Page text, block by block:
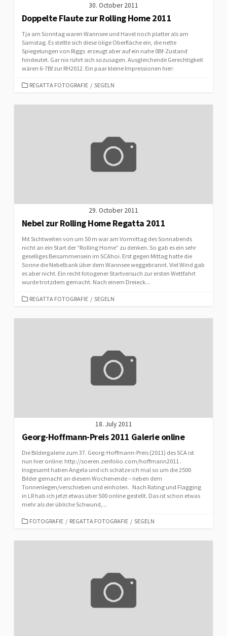
30. October 2011
Doppelte Flaute zur Rolling Home 2011
Tja am Sonntag waren Wannsee und Havel noch platter als am
Samstag. Es stellte sich diese ölige Oberfläche ein, die nette
Spiegelungen von Riggs erzeugt aber auf ein nahe 0Bf-Zustand
hindeutet. Gar nix rührt sich sozusagen. Ausgleichende Gerechtigkeit
wären 6-7Bf zur RH2012. Ein paar kleine Impressionen hier:
CATEGORIES
REGATTA FOTOGRAFIE / SEGELN
29. October 2011
Nebel zur Rolling Home Regatta 2011
Mit Sichtweiten von um 50 m war am Vormittag des Sonnabends
nicht an ein Start der “Rolling Home” zu denken. So gab es ein sehr
geselliges Beisammensein im SCAhoi. Erst gegen Mittag hatte die
Sonne die Nebelbank über dem Wannsee weggebrannt. Viel Wind gab
es aber nicht. Ein recht fotogener Startversuch zur ersten Wettfahrt
wurde trotzdem gemacht. Nach einem Dreieck...
CATEGORIES
REGATTA FOTOGRAFIE / SEGELN
18. July 2011
Georg-Hoffmann-Preis 2011 Galerie online
Die Bildergalerie zum 37. Georg-Hoffmann-Preis (2011) des SCA ist
nun hier online: http://soeren.zenfolio.com/hoffmann2011 .
Insgesamt haben Angela und ich schätze ich mal so um die 2500
Bilder gemacht an diesem Wochenende – neben dem
Tonnenlegen/verschieben und einholen. Nach Rating und Flagging
in LR hab ich jetzt etwas über 500 online gestellt. Das ist schon etwas
mehr als der übliche Schwund,...
CATEGORIES
FOTOGRAFIE / REGATTA FOTOGRAFIE / SEGELN